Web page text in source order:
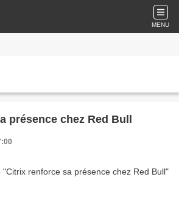
MENU
présence chez Red Bull